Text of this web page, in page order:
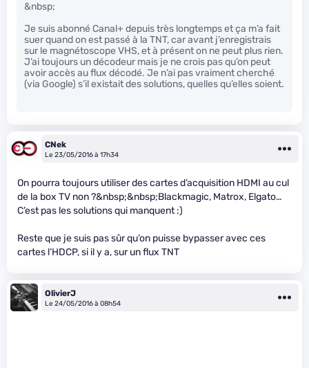
&nbsp;
Je suis abonné Canal+ depuis très longtemps et ça m’a fait
suer quand on est passé à la TNT, car avant j’enregistrais
sur le magnétoscope VHS, et à présent on ne peut plus rien.
J’ai toujours un décodeur mais je ne crois pas qu’on peut
avoir accès au flux décodé. Je n’ai pas vraiment cherché
(via Google) s’il existait des solutions, quelles qu’elles soient.
CNek
Le 23/05/2016 à 17h34
On pourra toujours utiliser des cartes d’acquisition HDMI au cul
de la box TV non ?&nbsp;&nbsp;Blackmagic, Matrox, Elgato…
C’est pas les solutions qui manquent :)
Reste que je suis pas sûr qu’on puisse bypasser avec ces
cartes l’HDCP, si il y a, sur un flux TNT
OlivierJ
Le 24/05/2016 à 08h54